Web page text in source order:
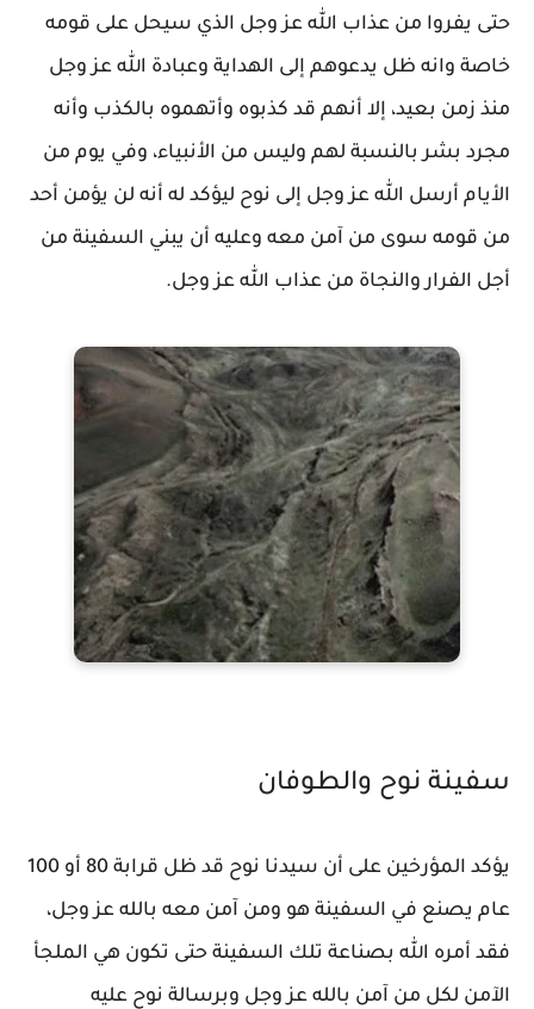
حتى يفروا من عذاب الله عز وجل الذي سيحل على قومه
خاصة وانه ظل يدعوهم إلى الهداية وعبادة الله عز وجل
منذ زمن بعيد، إلا أنهم قد كذبوه وأتهموه بالكذب وأنه
مجرد بشر بالنسبة لهم وليس من الأنبياء، وفي يوم من
الأيام أرسل الله عز وجل إلى نوح ليؤكد له أنه لن يؤمن أحد
من قومه سوى من آمن معه وعليه أن يبني السفينة من
أجل الفرار والنجاة من عذاب الله عز وجل.
سفينة نوح والطوفان
يؤكد المؤرخين على أن سيدنا نوح قد ظل قرابة 80 أو 100
عام يصنع في السفينة هو ومن آمن معه بالله عز وجل،
فقد أمره الله بصناعة تلك السفينة حتى تكون هي الملجأ
الآمن لكل من آمن بالله عز وجل وبرسالة نوح عليه